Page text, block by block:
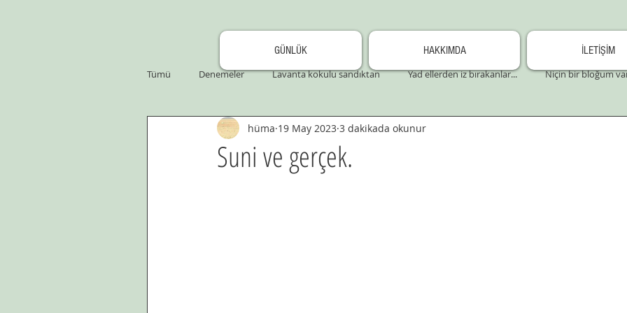
GÜNLÜK HAKKIMDA
İLETİŞİM
Tümü
Denemeler Lavanta kokulu sandıktan Yad ellerden iz bırakanlar... Niçin bir bloğum
Suni ve gerçek.
hüma 19 May 2023 3 dakikada okunur